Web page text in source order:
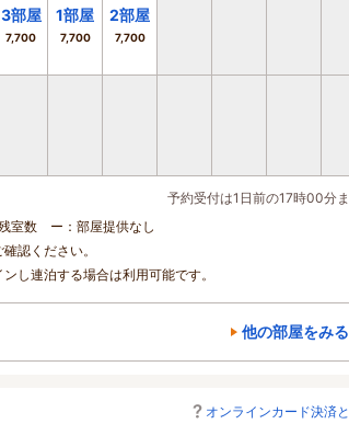
3部屋
7,700
1部屋
7,700
2部屋
7,700
予約受付は1日前の17時00分
数 ー：部屋提供なし
認ください。
し連泊する場合は利用可能です。
他の部屋をみる
オンラインカード決済